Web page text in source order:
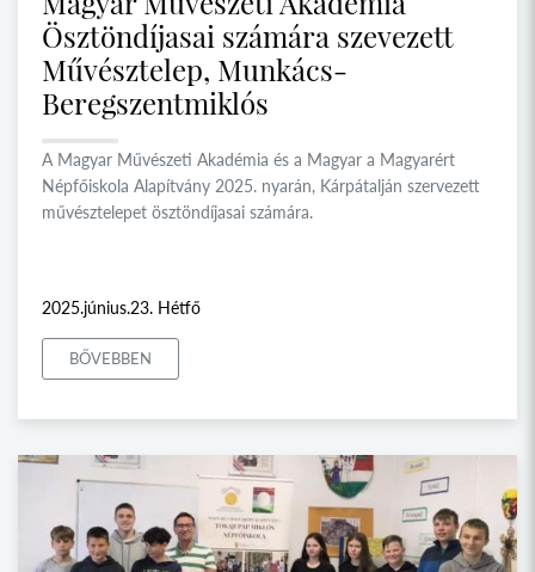
Ösztöndíjasai számára szevezett
Művésztelep, Munkács-
Beregszentmiklós
A Magyar Művészeti Akadémia és a Magyar a Magyarért
Népfőiskola Alapítvány 2025. nyarán, Kárpátalján szervezett
művésztelepet ösztöndíjasai számára.
2025.június.23. Hétfő
BŐVEBBEN